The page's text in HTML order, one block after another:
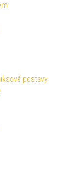
postavy